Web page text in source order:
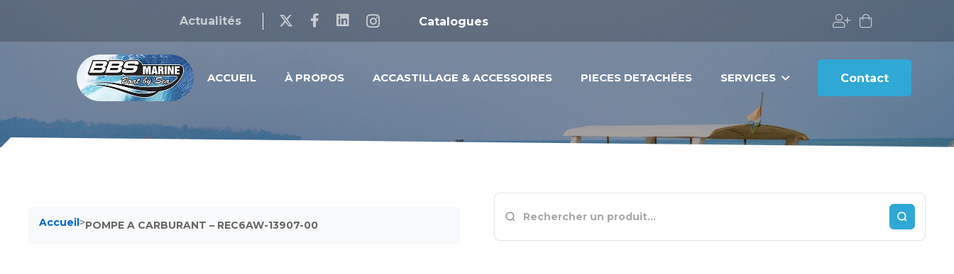
Actualités Catalogues
ACCUEIL À PROPOS ACCASTILLAGE & ACCESSOIRES PIECES DETACHÉES SERVICES Contact
Accueil>POMPE A CARBURANT – REC6AW-13907-00